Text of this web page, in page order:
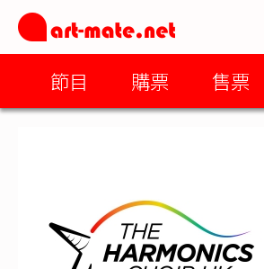
節目 購票 售票